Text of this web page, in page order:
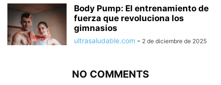
Body Pump: El entrenamiento de
fuerza que revoluciona los
gimnasios
ultrasaludable.com - 2 de diciembre de 2025
NO COMMENTS